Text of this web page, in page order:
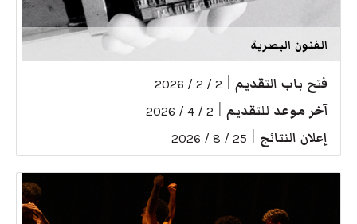
الفنون البصرية
فتح باب التقديم 2 / 2 / 2026
آخر موعد للتقديم 2 / 4 / 2026
إعلان النتائج 25 / 8 / 2026